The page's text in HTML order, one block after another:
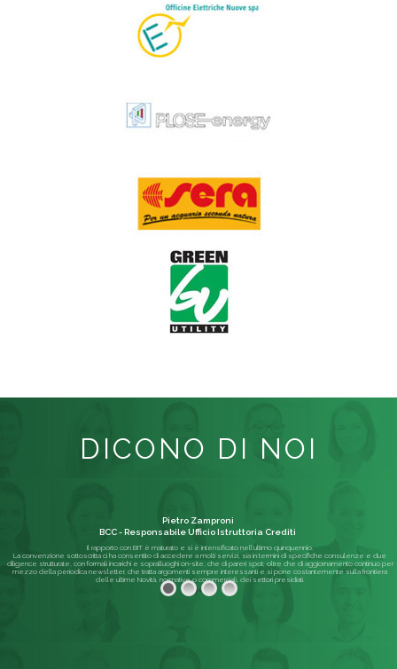
DICONO DI NOI
Il rapporto con BIT è maturato e si è intensificato nell'ultimo quinquennio.
La convenzione sottoscritta ci ha consentito di accedere a molti servizi, sia in termini di specifiche consulenze e due
diligence strutturate, con formali incarichi e sopralluoghi on-site, che di pareri spot; oltre che di aggiornamento continuo per
mezzo della periodica newsletter, che tratta argomenti sempre interessanti e si pone costantemente sulla frontiera
delle ultime Novità, normative o commerciali, dei settori presidiati.
Pietro Zamproni
BCC - Responsabile Ufficio Istruttoria Crediti
Leggi di più